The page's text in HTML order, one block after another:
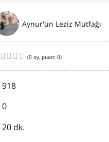
Aynur'un Leziz Mutfağı
(0 oy, puan: 0)
918
0
20 dk.